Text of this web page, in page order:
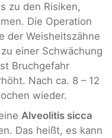
zu den Risiken,
Die Operation
der Weisheitszähne
einer Schwächung
Bruchgefahr
Nach ca. 8 – 12
wieder.
Alveolitis sicca
Das heißt, es kann